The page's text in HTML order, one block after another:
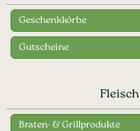
Geschenkkörbe
Gutscheine
Fleisch
Braten- & Grillprodukte